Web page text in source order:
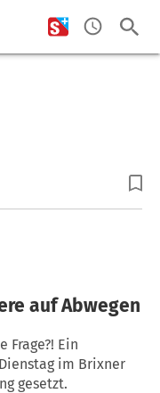
auf Abwegen
Frage?! Ein
im Brixner
gesetzt.